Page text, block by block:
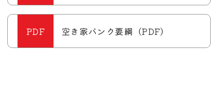
空き家バンク要綱（PDF）